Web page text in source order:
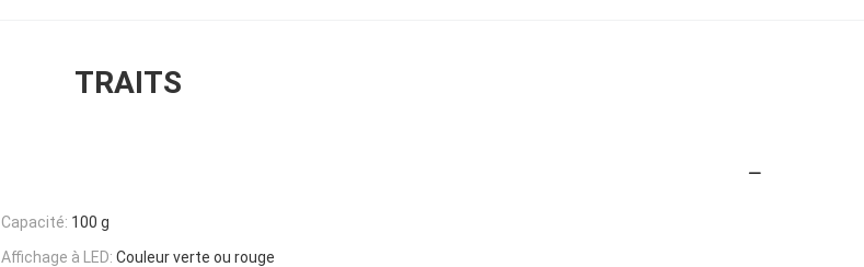
TRAITS
Capacité: 100 g
Affichage à LED: Couleur verte ou rouge